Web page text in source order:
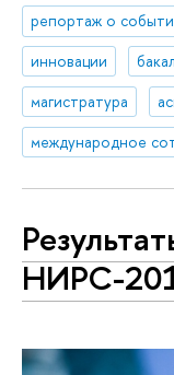
репортаж о
инновации
магистратура
международное
НИРС-